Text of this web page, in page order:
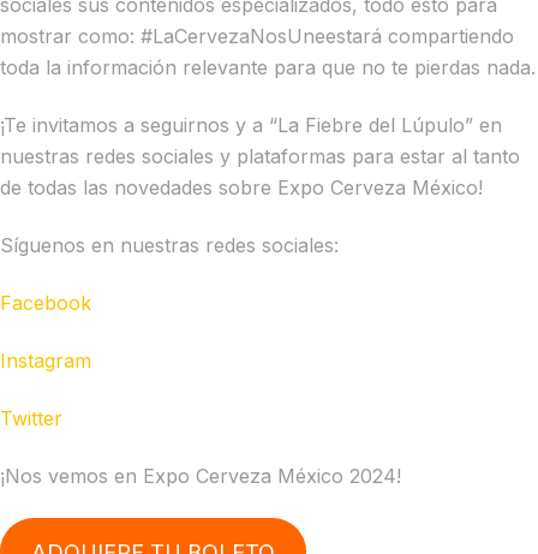
mostrar como: #LaCervezaNosUneestará compartiendo
toda la información relevante para que no te pierdas nada.
¡Te invitamos a seguirnos y a “La Fiebre del Lúpulo” en
nuestras redes sociales y plataformas para estar al tanto
de todas las novedades sobre Expo Cerveza México!
Síguenos en nuestras redes sociales:
Facebook
Instagram
Twitter
¡Nos vemos en Expo Cerveza México 2024!